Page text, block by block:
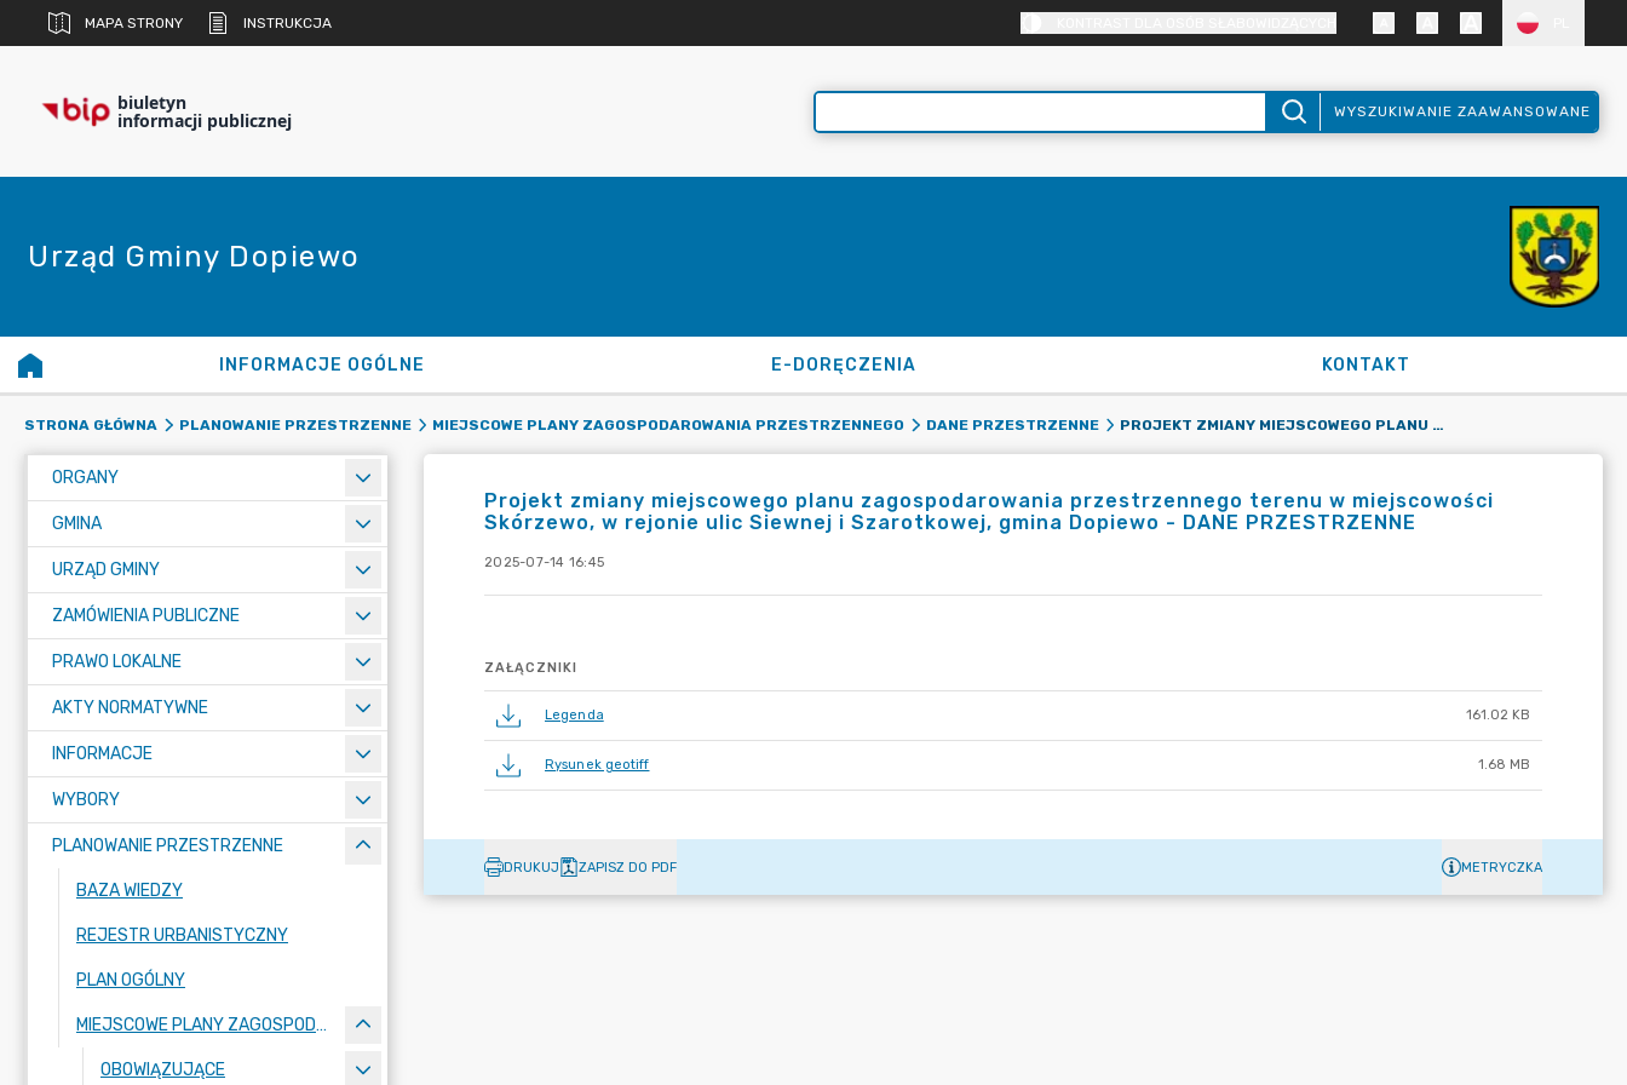
MAPA STRONY INSTRUKCJA
biuletyn
informacji publicznej WYSZUKIWANIE ZAAWANSOWANE
Urząd Gminy Dopiewo
INFORMACJE OGÓLNE E-DORĘCZENIA KONTAKT
STRONA GŁÓWNA PLANOWANIE PRZESTRZENNE MIEJSCOWE PLANY ZAGOSPODAROWANIA PRZESTRZENNEGO DANE PRZESTRZENNE PROJEKT ZMIANY MIEJSCOWEGO PLANU ZAGOSPODAROWANIA PRZESTRZENNEGO TERENU W MIEJSCOWOŚCI SKÓRZEWO, W REJONIE ULIC SIEWNEJ I SZAROTKOWEJ, GMINA DOPIEWO - DANE PRZESTRZENNE
ORGANY
GMINA
URZĄD GMINY
ZAMÓWIENIA PUBLICZNE
PRAWO LOKALNE
AKTY NORMATYWNE
INFORMACJE
WYBORY
PLANOWANIE PRZESTRZENNE
BAZA WIEDZY
REJESTR URBANISTYCZNY
PLAN OGÓLNY
MIEJSCOWE PLANY ZAGOSPODAROWANIA PRZESTRZENNEGO
OBOWIĄZUJĄCE
Projekt zmiany miejscowego planu zagospodarowania przestrzennego terenu w miejscowości
Skórzewo, w rejonie ulic Siewnej i Szarotkowej, gmina Dopiewo - DANE PRZESTRZENNE
2025-07-14 16:45
ZAŁĄCZNIKI
Legenda 161.02 KB
Rysunek geotiff 1.68 MB
DRUKUJ ZAPISZ DO PDF METRYCZKA